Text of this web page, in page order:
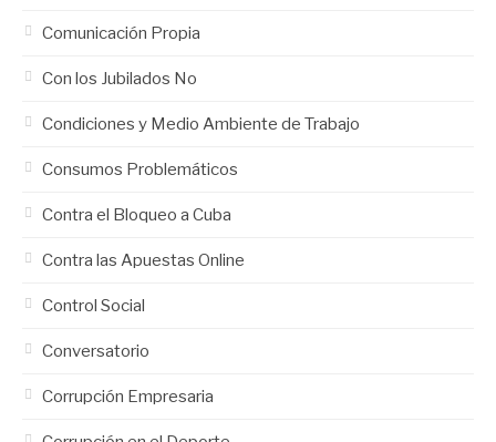
Comunicación Propia
Con los Jubilados No
Condiciones y Medio Ambiente de Trabajo
Consumos Problemáticos
Contra el Bloqueo a Cuba
Contra las Apuestas Online
Control Social
Conversatorio
Corrupción Empresaria